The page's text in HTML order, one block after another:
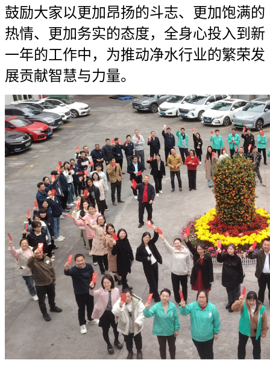
鼓励大家以更加昂扬的斗志、更加饱满的
热情、更加务实的态度，全身心投入到新
一年的工作中，为推动净水行业的繁荣发
展贡献智慧与力量。